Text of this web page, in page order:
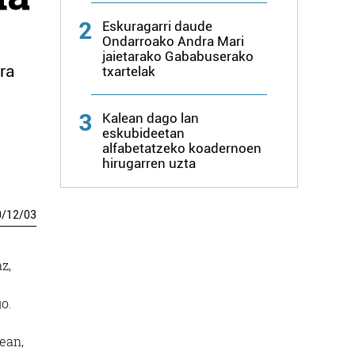
/12/03
2
Eskuragarri daude
Ondarroako Andra Mari
jaietarako Gababuserako
txartelak
3
Kalean dago lan
eskubideetan
alfabetatzeko koadernoen
hirugarren uzta